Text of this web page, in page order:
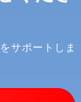
サポートしま